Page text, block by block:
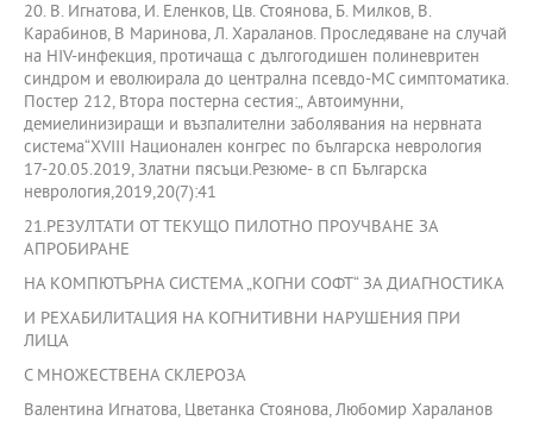
20. В. Игнатова, И. Еленков, Цв. Стоянова, Б. Милков, В.
Карабинов, В Маринова, Л. Хараланов. Проследяване на случай
на HIV-инфекция, протичаща с дългогодишен полиневритен
синдром и еволюирала до централна псевдо-МС симптоматика.
Постер 212, Втора постерна сестия:„ Автоимунни,
демиелинизиращи и възпалителни заболявания на нервната
система“ХVIII Национален конгрес по българска неврология
17-20.05.2019, Златни пясъци.Резюме- в сп Българска
неврология,2019,20(7):41
21.РЕЗУЛТАТИ ОТ ТЕКУЩО ПИЛОТНО ПРОУЧВАНЕ ЗА
АПРОБИРАНЕ
НА КОМПЮТЪРНА СИСТЕМА „КОГНИ СОФТ“ ЗА ДИАГНОСТИКА
И РЕХАБИЛИТАЦИЯ НА КОГНИТИВНИ НАРУШЕНИЯ ПРИ
ЛИЦА
С МНОЖЕСТВЕНА СКЛЕРОЗА
Валентина Игнатова, Цветанка Стоянова, Любомир Хараланов